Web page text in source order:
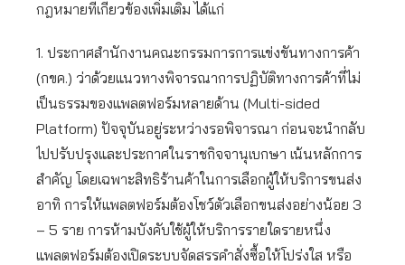
กฎหมายที่เกี่ยวข้องเพิ่มเติม ได้แก่
1. ประกาศสำนักงานคณะกรรมการการแข่งขันทางการค้า
(กขค.) ว่าด้วยแนวทางพิจารณาการปฏิบัติทางการค้าที่ไม่
เป็นธรรมของแพลตฟอร์มหลายด้าน (Multi-sided
Platform) ปัจจุบันอยู่ระหว่างรอพิจารณา ก่อนจะนำกลับ
ไปปรับปรุงและประกาศในราชกิจจานุเบกษา เน้นหลักการ
สำคัญ โดยเฉพาะสิทธิร้านค้าในการเลือกผู้ให้บริการขนส่ง
อาทิ การให้แพลตฟอร์มต้องโชว์ตัวเลือกขนส่งอย่างน้อย 3
– 5 ราย การห้ามบังคับใช้ผู้ให้บริการรายใดรายหนึ่ง
แพลตฟอร์มต้องเปิดระบบจัดสรรคำสั่งซื้อให้โปร่งใส หรือ